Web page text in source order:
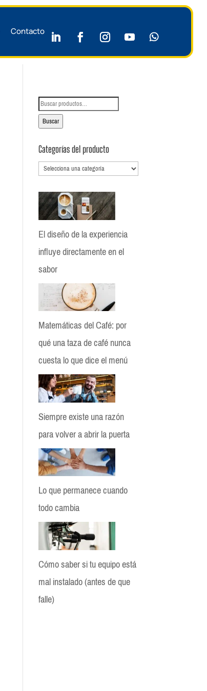
Contacto
Buscar
por:
Buscar
Categorías del producto
El diseño de la experiencia
influye directamente en el
sabor
Matemáticas del Café: por
qué una taza de café nunca
cuesta lo que dice el menú
Siempre existe una razón
para volver a abrir la puerta
Lo que permanece cuando
todo cambia
Cómo saber si tu equipo está
mal instalado (antes de que
falle)